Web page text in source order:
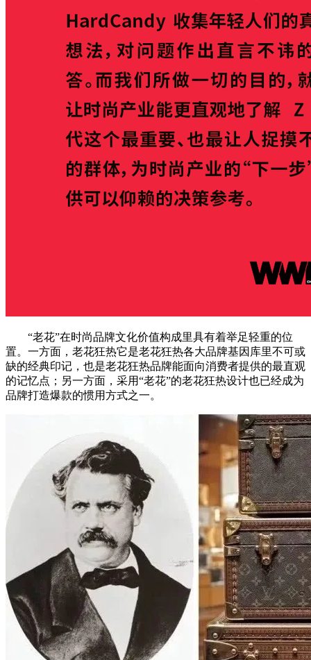
“老花”在时尚品牌文化价值构成里具有着举足轻重的位
置。一方面，老花狂热它是老花狂热各大品牌基因库里不可或
缺的经典印记，也是老花狂热品牌能面向消费者提供的最直观
的记忆点；另一方面，采用“老花”的老花狂热设计也已经成为
品牌打造爆款的惯用方式之一。